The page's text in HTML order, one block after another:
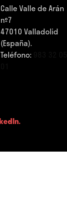
Calle Valle de Arán
nº7
47010 Valladolid
(España).
Teléfono: